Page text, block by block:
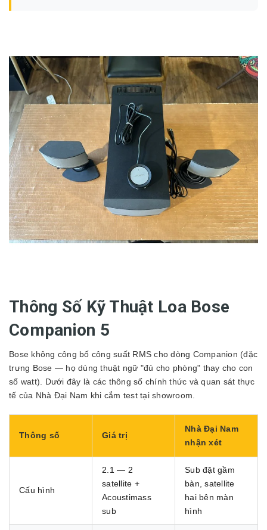
Thông Số Kỹ Thuật Loa Bose
Companion 5
Bose không công bố công suất RMS cho dòng Companion (đặc
trưng Bose — họ dùng thuật ngữ "đủ cho phòng" thay cho con
số watt). Dưới đây là các thông số chính thức và quan sát thực
tế của Nhà Đại Nam khi cắm test tại showroom.
Thông số Giá trị
Nhà Đại Nam
nhận xét
Cấu hình
2.1 — 2
satellite +
Acoustimass
sub
Sub đặt gầm
bàn, satellite
hai bên màn
hình